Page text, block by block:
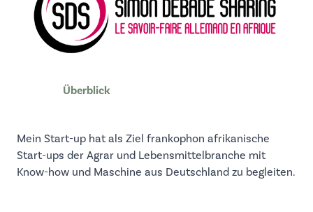
Überblick
Mein Start-up hat als Ziel frankophon afrikanische
Start-ups der Agrar und Lebensmittelbranche mit
Know-how und Maschine aus Deutschland zu begleiten.